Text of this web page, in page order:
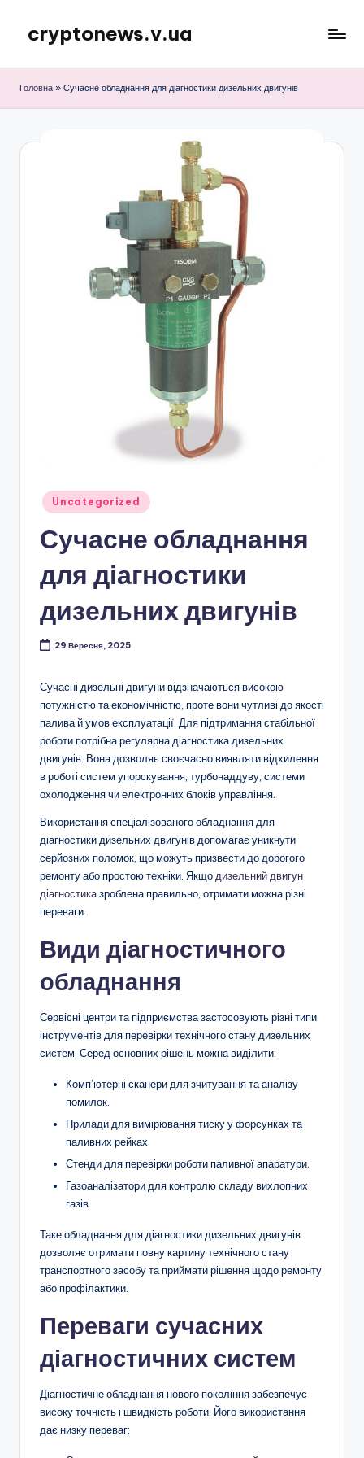
Перейти
вмісту
cryptonews.v.ua
криптовалют,
Головна » Сучасне обладнання для діагностики дизельних двигунів
Опубліковано
Uncategorized
Сучасне обладнання
для діагностики
дизельних двигунів
29 Вересня, 2025
Сучасні дизельні двигуни відзначаються високою
потужністю та економічністю, проте вони чутливі до якості
палива й умов експлуатації. Для підтримання стабільної
роботи потрібна регулярна діагностика дизельних
двигунів. Вона дозволяє своєчасно виявляти відхилення
в роботі систем упорскування, турбонаддуву, системи
охолодження чи електронних блоків управління.
Використання спеціалізованого обладнання для
діагностики дизельних двигунів допомагає уникнути
серйозних поломок, що можуть призвести до дорогого
ремонту або простою техніки. Якщо дизельний двигун
діагностиказроблена правильно, отримати можна різні
переваги.
Види діагностичного
обладнання
Сервісні центри та підприємства застосовують різні типи
інструментів для перевірки технічного стану дизельних
систем. Серед основних рішень можна виділити:
Комп’ютерні сканери для зчитування та аналізу
помилок.
Прилади для вимірювання тиску у форсунках та
паливних рейках.
Стенди для перевірки роботи паливної апаратури.
Газоаналізатори для контролю складу вихлопних
газів.
Таке обладнання для діагностики дизельних двигунів
дозволяє отримати повну картину технічного стану
транспортного засобу та приймати рішення щодо ремонту
або профілактики.
Переваги сучасних
діагностичних систем
Діагностичне обладнання нового покоління забезпечує
високу точність і швидкість роботи. Його використання
дає низку переваг: